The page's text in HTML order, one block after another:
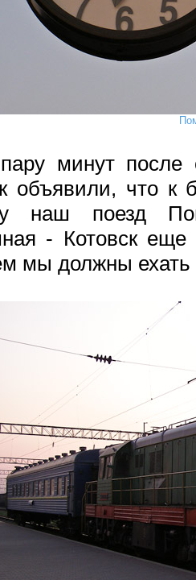
минут
объявили, что к
наш поезд
- Котовск еще
мы должны ехать